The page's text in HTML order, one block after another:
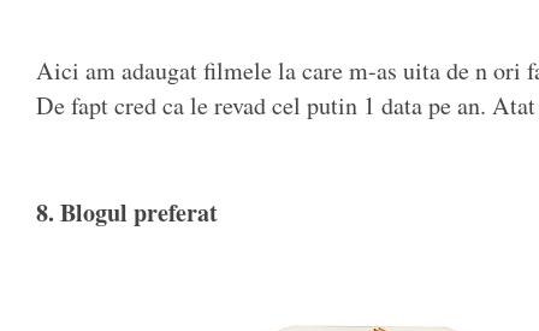
Aici am adaugat filmele la care m-as uita de n ori
De fapt cred ca le revad cel putin 1 data pe an.
8. Blogul preferat